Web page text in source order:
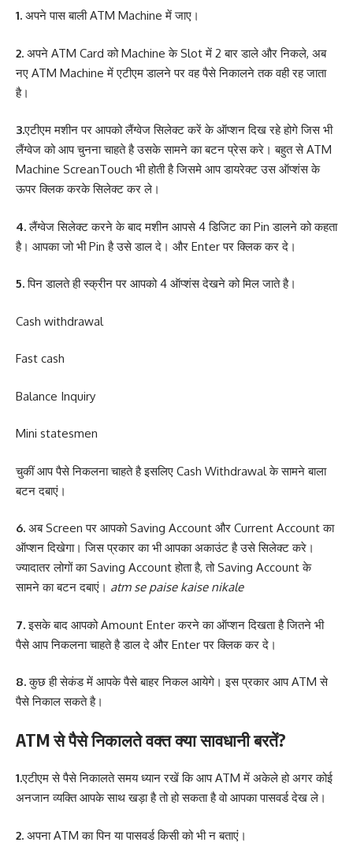
1. अपने पास बाली ATM Machine में जाए।
2. अपने ATM Card को Machine के Slot में 2 बार डाले और निकले, अब
नए ATM Machine में एटीएम डालने पर वह पैसे निकालने तक वही रह जाता
है।
3.एटीएम मशीन पर आपको लैंग्वेज सिलेक्ट करें के ऑप्शन दिख रहे होगे जिस भी
लैंग्वेज को आप चुनना चाहते है उसके सामने का बटन प्रेस करे। बहुत से ATM
Machine ScreanTouch भी होती है जिसमे आप डायरेक्ट उस ऑप्शंस के
ऊपर क्लिक करके सिलेक्ट कर ले।
4.लैंग्वेज सिलेक्ट करने के बाद मशीन आपसे 4 डिजिट का Pin डालने को कहता
है। आपका जो भी Pin है उसे डाल दे। और Enter पर क्लिक कर दे।
5.पिन डालते ही स्क्रीन पर आपको 4 ऑप्शंस देखने को मिल जाते है।
Cash withdrawal
Fast cash
Balance Inquiry
Mini statesmen
चुकीं आप पैसे निकलना चाहते है इसलिए Cash Withdrawal के सामने बाला
बटन दबाएं।
6. अब Screen पर आपको Saving Account और Current Account का
ऑप्शन दिखेगा। जिस प्रकार का भी आपका अकाउंट है उसे सिलेक्ट करे।
ज्यादातर लोगों का Saving Account होता है, तो Saving Account के
सामने का बटन दबाएं। atm se paise kaise nikale
7.इसके बाद आपको Amount Enter करने का ऑप्शन दिखता है जितने भी
पैसे आप निकलना चाहते है डाल दे और Enter पर क्लिक कर दे।
8.कुछ ही सेकंड में आपके पैसे बाहर निकल आयेगे। इस प्रकार आप ATM से
पैसे निकाल सकते है।
ATM से पैसे निकालते वक्त क्या सावधानी बरतें?
1.एटीएम से पैसे निकालते समय ध्यान रखें कि आप ATM में अकेले हो अगर कोई
अनजान व्यक्ति आपके साथ खड़ा है तो हो सकता है वो आपका पासवर्ड देख ले।
2. अपना ATM का पिन या पासवर्ड किसी को भी न बताएं।